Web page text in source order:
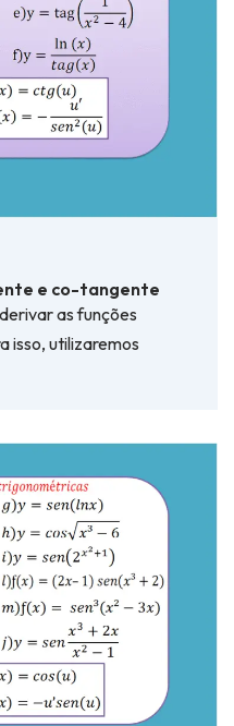
e co-tangente
as funções
isso, utilizaremos